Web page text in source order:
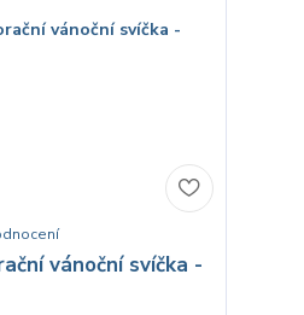
vánoční svíčka -